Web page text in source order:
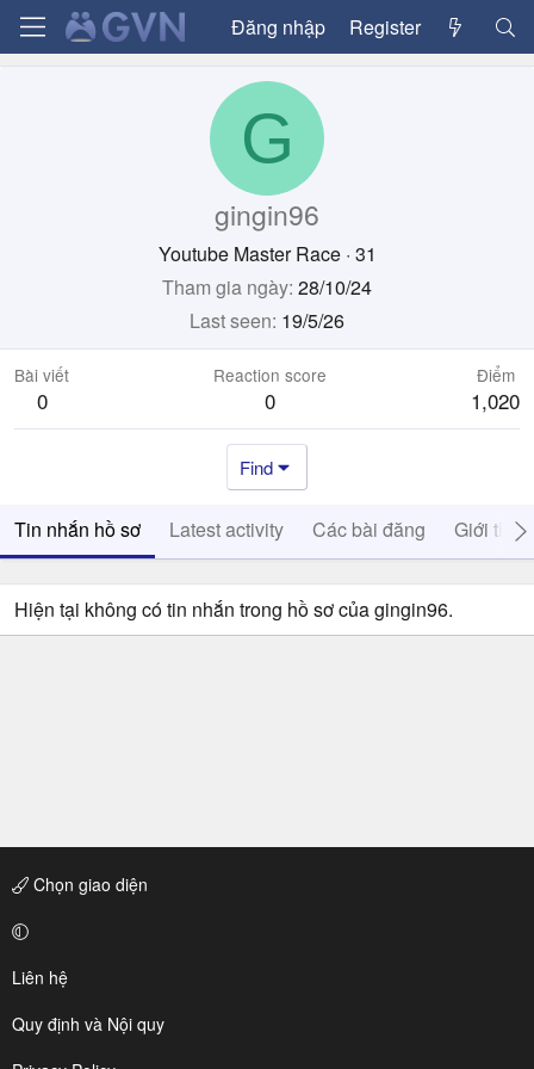
Đăng nhập Register
G
gingin96
Youtube Master Race · 31
Tham gia ngày 28/10/24
Last seen 19/5/26
Bài viết
0
Reaction score
0
Điểm
1,020
Find
Tin nhắn hồ sơ Latest activity Các bài đăng Giới thiệu
Hiện tại không có tin nhắn trong hồ sơ của gingin96.
Chọn giao diện
Liên hệ
Quy định và Nội quy